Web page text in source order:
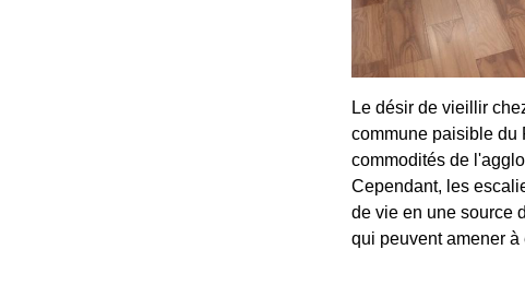
Le désir de vieillir
commune paisible du
commodités de
Cependant, les
de vie en une source
qui peuvent amener